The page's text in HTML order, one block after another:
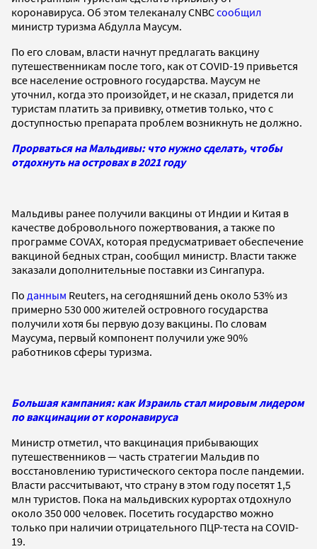
коронавируса. Об этом телеканалу CNBCсообщил
министр туризма Абдулла Маусум.
По его словам, власти начнут предлагать вакцину
путешественникам после того, как от COVID-19 привьется
все население островного государства. Маусум не
уточнил, когда это произойдет, и не сказал, придется ли
туристам платить за прививку, отметив только, что с
доступностью препарата проблем возникнуть не должно.
Прорваться на Мальдивы: что нужно сделать, чтобы
отдохнуть на островах в 2021 году
Мальдивы ранее получили вакцины от Индии и Китая в
качестве добровольного пожертвования, а также по
программе COVAX, которая предусматривает обеспечение
вакциной бедных стран, сообщил министр. Власти также
заказали дополнительные поставки из Сингапура.
По данным Reuters, на сегодняшний день около 53% из
примерно 530 000 жителей островного государства
получили хотя бы первую дозу вакцины. По словам
Маусума, первый компонент получили уже 90%
работников сферы туризма.
Большая кампания: как Израиль стал мировым лидером
по вакцинации от коронавируса
Министр отметил, что вакцинация прибывающих
путешественников — часть стратегии Мальдив по
восстановлению туристического сектора после пандемии.
Власти рассчитывают, что страну в этом году посетят 1,5
млн туристов. Пока на мальдивских курортах отдохнуло
около 350 000 человек. Посетить государство можно
только при наличии отрицательного ПЦР-теста на COVID-
19.